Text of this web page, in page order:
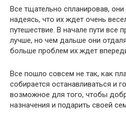
Все тщательно спланировав,
надеясь, что их ждет очень
путешествие. В начале пути все
лучше, но чем дальше они
больше проблем их ждет
Все пошло совсем не так, как
собирается останавливаться и
возможное для того, чтобы
назначения и подарить своей